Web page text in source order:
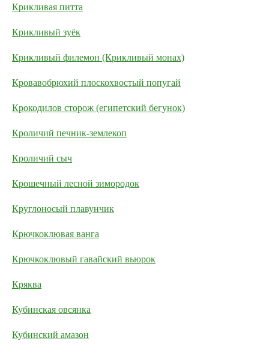
Крикливая питта
Крикливый зуёк
Крикливый филемон (Крикливый монах)
Кровавобрюхий плоскохвостый попугай
Крокодилов сторож (египетский бегунок)
Кроличий печник-землекоп
Кроличий сыч
Крошечный лесной зимородок
Круглоносый плавунчик
Крючкоклювая ванга
Крючкоклювый гавайский вьюрок
Кряква
Кубинская овсянка
Кубинский амазон